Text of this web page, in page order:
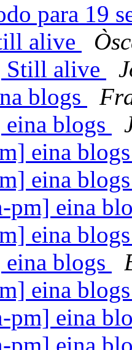
para 19
alive
Still alive
blogs
blogs
eina
eina
pm] eina
eina
blogs
eina
pm] eina